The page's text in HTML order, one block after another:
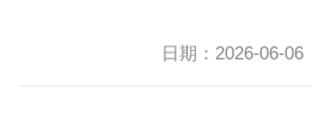
日期：2026-06-06